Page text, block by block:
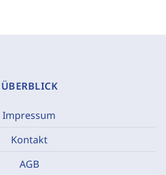
ÜBERBLICK
Impressum
Kontakt
AGB